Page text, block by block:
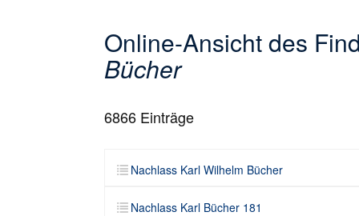
Online-Ansicht des
Bücher
6866 Einträge
Nachlass Karl Wilhelm Bücher
Nachlass Karl Bücher 181